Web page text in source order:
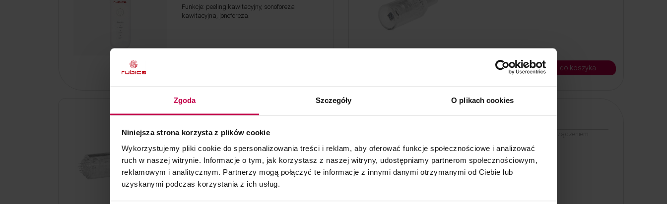
Zgoda Szczegóły O plikach cookies
Niniejsza strona korzysta z plików cookie
Wykorzystujemy pliki cookie do spersonalizowania treści i reklam, aby oferować funkcje społecznościowe i analizować
ruch w naszej witrynie. Informacje o tym, jak korzystasz z naszej witryny, udostępniamy partnerom społecznościowym,
reklamowym i analitycznym. Partnerzy mogą połączyć te informacje z innymi danymi otrzymanymi od Ciebie lub
uzyskanymi podczas korzystania z ich usług.
Funkcje: peeling kawitacyjny, sonoforeza
kawitacyjna, jonoforeza.
Kod: 75818 do koszyka
Sterylny Kartridż do pracy z urządzeniem
Sterylny Kartridż do pracy z urządzeniem